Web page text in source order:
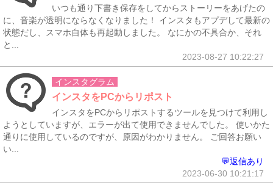
いつも通り下書き保存をしてからストーリーをあげたの
に、音楽が透明にならなくなりました！ インスタもアプデして最新の
状態だし、スマホ自体も再起動しました。 なにかの不具合か、それ
と...
2023-08-27 10:22:27
インスタグラム
インスタをPCからリポスト
インスタをPCからリポストするツールを見つけて利用し
ようとしていますが、エラーが出て使用できませんでした。 使いかた
通りに使用しているのですが、原因がわかりません。 ご回答お願い
い...
💬返信あり
2023-06-30 10:21:17